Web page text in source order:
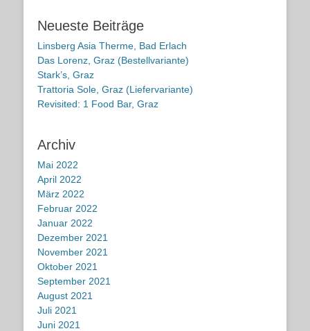
Neueste Beiträge
Linsberg Asia Therme, Bad Erlach
Das Lorenz, Graz (Bestellvariante)
Stark’s, Graz
Trattoria Sole, Graz (Liefervariante)
Revisited: 1 Food Bar, Graz
Archiv
Mai 2022
April 2022
März 2022
Februar 2022
Januar 2022
Dezember 2021
November 2021
Oktober 2021
September 2021
August 2021
Juli 2021
Juni 2021